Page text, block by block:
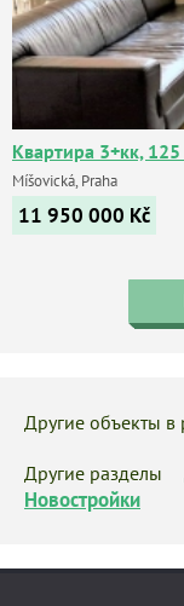
Квартира 3+кк,
Míšovická, Praha
11 950 000 Kč
Другие объекты в
Другие разделы
Новостройки